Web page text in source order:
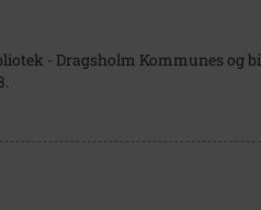
- Dragsholm Kommunes og